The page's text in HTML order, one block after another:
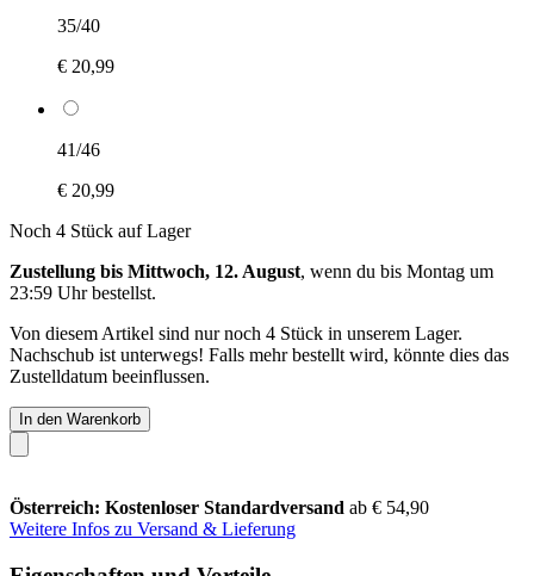
35/40
€ 20,99
41/46
€ 20,99
Noch 4 Stück auf Lager
Zustellung bis Mittwoch, 12. August, wenn du bis Montag um
23:59 Uhrbestellst.
Von diesem Artikel sind nur noch 4 Stück in unserem Lager.
Nachschub ist unterwegs! Falls mehr bestellt wird, könnte dies das
Zustelldatum beeinflussen.
In den Warenkorb
Österreich: Kostenloser Standardversand ab € 54,90
Weitere Infos zu Versand & Lieferung